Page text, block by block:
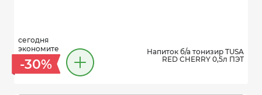
сегодня
экономите
-30%
Напиток б/а тонизир TUSA
RED CHERRY 0,5л ПЭТ